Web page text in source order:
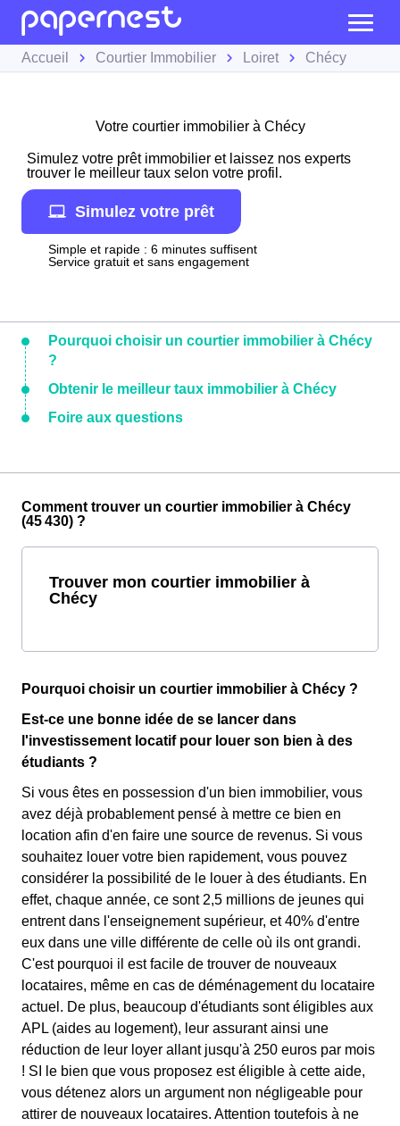
Accueil Courtier Immobilier Loiret Chécy
Votre courtier immobilier à Chécy
Simulez votre prêt immobilier et laissez nos experts
trouver le meilleur taux selon votre profil.
Simulez votre prêt
Simple et rapide : 6 minutes suffisent
Service gratuit et sans engagement
Pourquoi choisir un courtier immobilier à Chécy
?
Obtenir le meilleur taux immobilier à Chécy
Foire aux questions
Comment trouver un courtier immobilier à Chécy
(45 430) ?
Trouver mon courtier immobilier à
Chécy
Pourquoi choisir un courtier immobilier à Chécy ?
Est-ce une bonne idée de se lancer dans
l'investissement locatif pour louer son bien à des
étudiants ?
Si vous êtes en possession d'un bien immobilier, vous
avez déjà probablement pensé à mettre ce bien en
location afin d'en faire une source de revenus. Si vous
souhaitez louer votre bien rapidement, vous pouvez
considérer la possibilité de le louer à des étudiants. En
effet, chaque année, ce sont 2,5 millions de jeunes qui
entrent dans l'enseignement supérieur, et 40% d'entre
eux dans une ville différente de celle où ils ont grandi.
C'est pourquoi il est facile de trouver de nouveaux
locataires, même en cas de déménagement du locataire
actuel. De plus, beaucoup d'étudiants sont éligibles aux
APL (aides au logement), leur assurant ainsi une
réduction de leur loyer allant jusqu'à 250 euros par mois
! SI le bien que vous proposez est éligible à cette aide,
vous détenez alors un argument non négligeable pour
attirer de nouveaux locataires. Attention toutefois à ne